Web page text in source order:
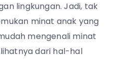
lingkungan. Jadi, tak
minat anak yang
mengenali minat
dari hal-hal